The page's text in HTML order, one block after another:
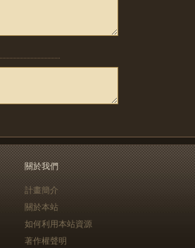
關於我們
計畫簡介
關於本站
如何利用本站資源
著作權聲明